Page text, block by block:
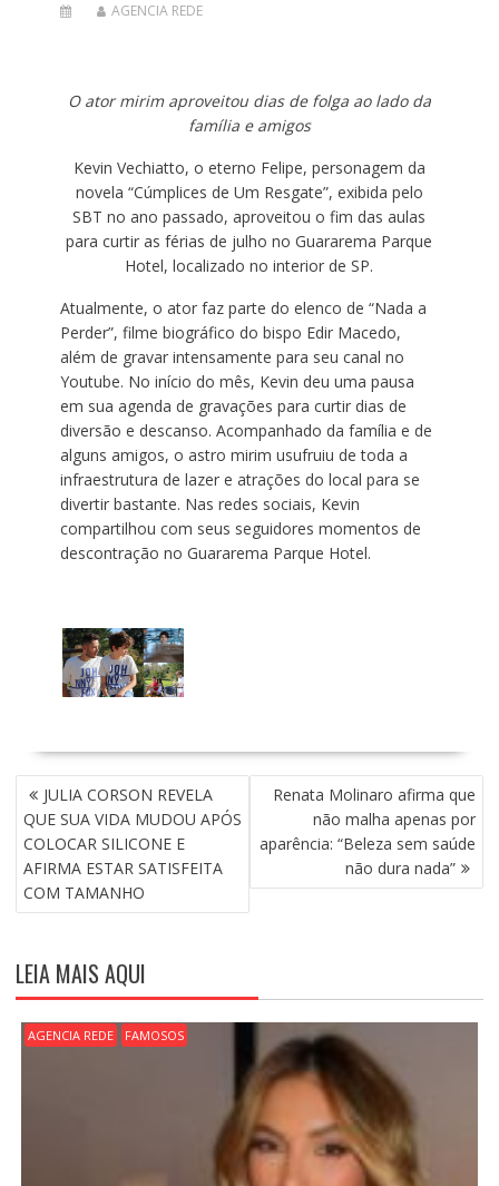
AGENCIA REDE
O ator mirim aproveitou dias de folga ao lado da
família e amigos
Kevin Vechiatto, o eterno Felipe, personagem da
novela “Cúmplices de Um Resgate”, exibida pelo
SBT no ano passado, aproveitou o fim das aulas
para curtir as férias de julho no Guararema Parque
Hotel, localizado no interior de SP.
Atualmente, o ator faz parte do elenco de “Nada a
Perder”, filme biográfico do bispo Edir Macedo,
além de gravar intensamente para seu canal no
Youtube. No início do mês, Kevin deu uma pausa
em sua agenda de gravações para curtir dias de
diversão e descanso. Acompanhado da família e de
alguns amigos, o astro mirim usufruiu de toda a
infraestrutura de lazer e atrações do local para se
divertir bastante. Nas redes sociais, Kevin
compartilhou com seus seguidores momentos de
descontração no Guararema Parque Hotel.
N
A
V
G
A
Ã
O
D
E
P
JULIA CORSON REVELA
QUE SUA VIDA MUDOU APÓS
COLOCAR SILICONE E
AFIRMA ESTAR SATISFEITA
COM TAMANHO
Renata Molinaro afirma que
não malha apenas por
aparência: “Beleza sem saúde
não dura nada”
LEIA MAIS AQUI
AGENCIA REDE FAMOSOS